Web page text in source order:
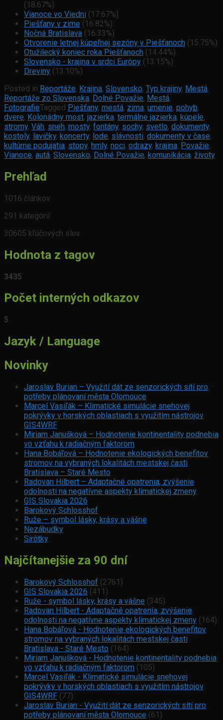
(18.67%)
Vianoce vo Viedni (17.67%)
Piešťany v zime (16.82%)
Nočná Bratislava (16.33%)
Otvorenie letnej kúpeľnej sezóny v Piešťanoch (15.75%)
Otužilecký koniec roka Piešťanoch (14.44%)
Slovensko - krajina v srdci Európy (13.15%)
Dreviny (13.10%)
Posted in Reportáže, Krajina, Slovensko, Typ krajiny, Mestá,
Reportáže zo Slovenska, Dolné Považie, Mestá,
FotografieTagged Piešťany, mestá, zima, umenie, pohyb,
dvere, Kolonádny most, jazierka, termálne jazierka, kúpele,
stromy, Váh, sneh, mosty, fontány, sochy, svetlo, dokumenty,
kostoly, lavičky, koncerty, lode, slávnosti, dokumenty v čase,
kultúrne podujatia, stopy, hmly, noci, odrazy, krajina, Považie,
Vianoce, autá, Slovensko, Dolné Považie, komunikácia, životy
Prehľad
1016 článkov
291 kategórií
30605 kľúčových slov
Hodnota z tagov
3435
Počet interných odkazov
5
Jazyk / Language
Novinky
Jaroslav Burian – Využití dát ze senzorických sítí pro
potřeby plánovaní města Olomouce
Marcel Vasiľák – Klimatické simulácie snehovej
pokrývky v horských oblastiach s využitím nástrojov
GIS4WRF
Miriam Janušková – Hodnotenie kontinentality podnebia
vo vzťahu k radiačným faktorom
Hana Bobáľová – Hodnotenie ekologických benefitov
stromov na vybraných lokalitách mestskej časti
Bratislava – Staré Mesto
Radovan Hilbert – Adaptačné opatrenia, zvýšenie
odolnosti na negatívne aspekty klimatickej zmeny
GIS Slovakia 2026
Barokový Schlosshof
Ruže – symbol lásky, krásy a vášne
Nezábudky
Sirôtky
Najčítanejšie za 90 dní
Barokový Schlosshof (2761)
GIS Slovakia 2026 (411)
Ruže - symbol lásky, krásy a vášne (345)
Radovan Hilbert - Adaptačné opatrenia, zvýšenie
odolnosti na negatívne aspekty klimatickej zmeny (164)
Hana Bobáľová - Hodnotenie ekologických benefitov
stromov na vybraných lokalitách mestskej časti
Bratislava - Staré Mesto (164)
Miriam Janušková - Hodnotenie kontinentality podnebia
vo vzťahu k radiačným faktorom (105)
Marcel Vasiľák - Klimatické simulácie snehovej
pokrývky v horských oblastiach s využitím nástrojov
GIS4WRF (77)
Jaroslav Burian - Využití dát ze senzorických sítí pro
potřeby plánovaní města Olomouce (61)